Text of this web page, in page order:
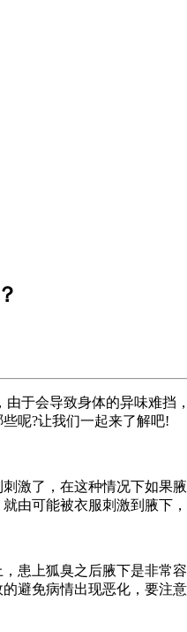
会导致身体的异味难挡，
呢?让我们一起来了解吧!
了，在这种情况下如果腋
由可能被衣服刺激到腋下
上狐臭之后腋下是非常容
避免病情出现恶化，要注